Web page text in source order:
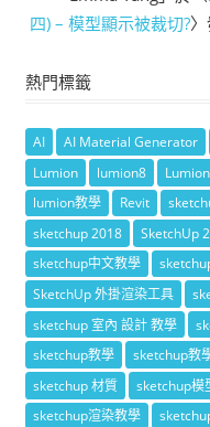
四) – 模型顯示被裁切?
熱門標籤
AI AI Material Generator
Lumion
lumion8
lumion教學
Revit
sketchup 2018
SketchUp
sketchup中文教學
SketchUp 外掛渲染工具
sketchup 室內 設計 教學
sketchup教學
sketchup教
sketchup 材質
sketchup模
sketchup渲染教學